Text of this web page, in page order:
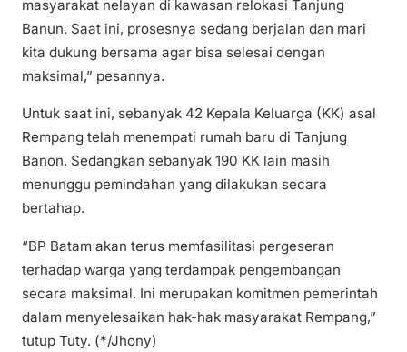
masyarakat nelayan di kawasan relokasi Tanjung
Banun. Saat ini, prosesnya sedang berjalan dan mari
kita dukung bersama agar bisa selesai dengan
maksimal,” pesannya.
Untuk saat ini, sebanyak 42 Kepala Keluarga (KK) asal
Rempang telah menempati rumah baru di Tanjung
Banon. Sedangkan sebanyak 190 KK lain masih
menunggu pemindahan yang dilakukan secara
bertahap.
“BP Batam akan terus memfasilitasi pergeseran
terhadap warga yang terdampak pengembangan
secara maksimal. Ini merupakan komitmen pemerintah
dalam menyelesaikan hak-hak masyarakat Rempang,”
tutup Tuty. (*/Jhony)